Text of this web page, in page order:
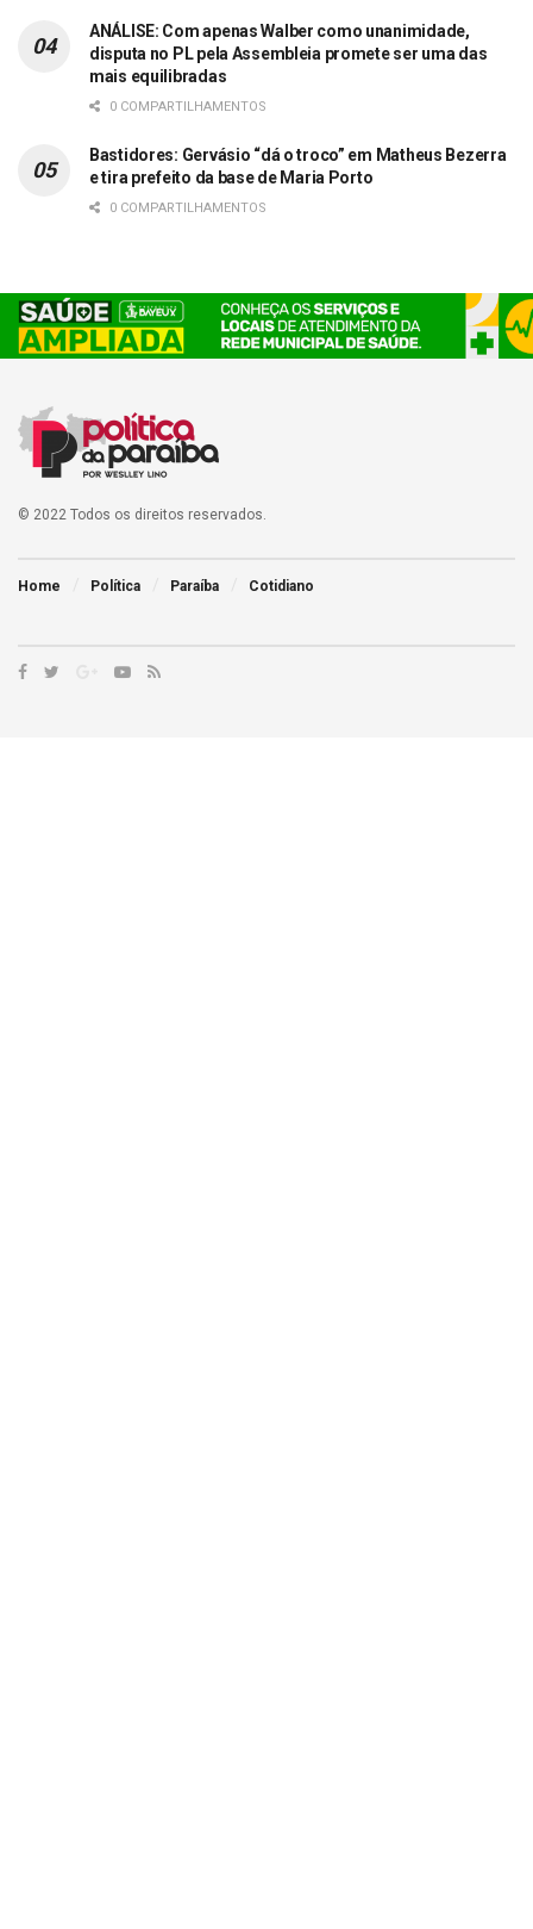
ANÁLISE: Com apenas Walber como unanimidade,
disputa no PL pela Assembleia promete ser uma das
mais equilibradas
0 COMPARTILHAMENTOS
Bastidores: Gervásio “dá o troco” em Matheus Bezerra
e tira prefeito da base de Maria Porto
0 COMPARTILHAMENTOS
© 2022 Todos os direitos reservados.
Home Política Paraíba Cotidiano